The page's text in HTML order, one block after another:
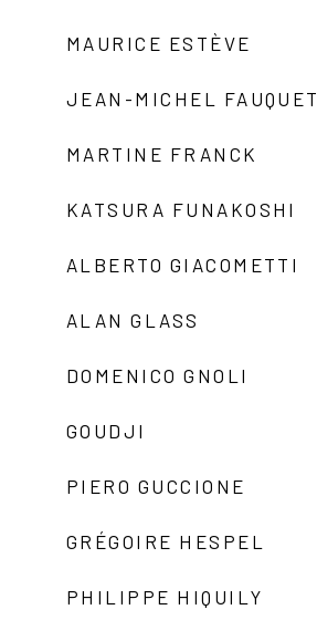
MAURICE ESTÈVE
JEAN-MICHEL FAUQUET
MARTINE FRANCK
KATSURA FUNAKOSHI
ALBERTO GIACOMETTI
ALAN GLASS
DOMENICO GNOLI
GOUDJI
PIERO GUCCIONE
GRÉGOIRE HESPEL
PHILIPPE HIQUILY